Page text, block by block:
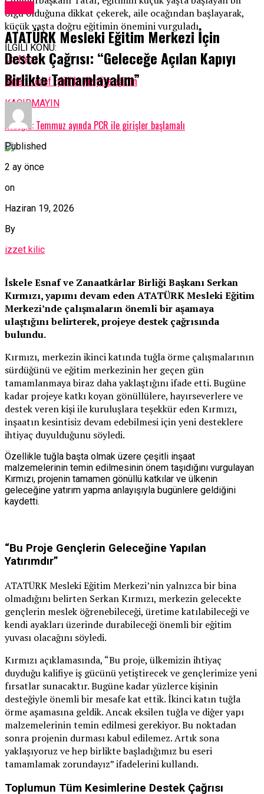
olgu olduğuna dikkat çekerek, aile ocağından başlayarak,
küçük yaşta doğru eğitimin önemini vurguladı.
İLGİLİ KONU:
Up Next
Saner: Hedef Eylül’de yüz yüze eğitim
KAÇIRMAYIN
Ataoğlu: Temmuz ayında PCR ile girişler başlamalı
ATATÜRK Mesleki Eğitim Merkezi İçin
Destek Çağrısı: “Geleceğe Açılan Kapıyı
Birlikte Tamamlayalım”
Published
2 ay önce
on
Haziran 19, 2026
By
izzet kilic
İskele Esnaf ve Zanaatkârlar Birliği Başkanı Serkan
Kırmızı, yapımı devam eden ATATÜRK Mesleki Eğitim
Merkezi’nde çalışmaların önemli bir aşamaya
ulaştığını belirterek, projeye destek çağrısında
bulundu.
Kırmızı, merkezin ikinci katında tuğla örme çalışmalarının
sürdüğünü ve eğitim merkezinin her geçen gün
tamamlanmaya biraz daha yaklaştığını ifade etti. Bugüne
kadar projeye katkı koyan gönüllülere, hayırseverlere ve
destek veren kişi ile kuruluşlara teşekkür eden Kırmızı,
inşaatın kesintisiz devam edebilmesi için yeni desteklere
ihtiyaç duyulduğunu söyledi.
Özellikle tuğla başta olmak üzere çeşitli inşaat
malzemelerinin temin edilmesinin önem taşıdığını vurgulayan
Kırmızı, projenin tamamen gönüllü katkılar ve ülkenin
geleceğine yatırım yapma anlayışıyla bugünlere geldiğini
kaydetti.
“Bu Proje Gençlerin Geleceğine Yapılan
Yatırımdır”
ATATÜRK Mesleki Eğitim Merkezi’nin yalnızca bir bina
olmadığını belirten Serkan Kırmızı, merkezin gelecekte
gençlerin meslek öğrenebileceği, üretime katılabileceği ve
kendi ayakları üzerinde durabileceği önemli bir eğitim
yuvası olacağını söyledi.
Kırmızı açıklamasında, “Bu proje, ülkemizin ihtiyaç
duyduğu kalifiye iş gücünü yetiştirecek ve gençlerimize yeni
fırsatlar sunacaktır. Bugüne kadar yüzlerce kişinin
desteğiyle önemli bir mesafe kat ettik. İkinci katın tuğla
örme aşamasına geldik. Ancak eksilen tuğla ve diğer yapı
malzemelerinin temin edilmesi gerekiyor. Bu noktadan
sonra projenin durması kabul edilemez. Artık sona
yaklaşıyoruz ve hep birlikte başladığımız bu eseri
tamamlamak zorundayız” ifadelerini kullandı.
Toplumun Tüm Kesimlerine Destek Çağrısı